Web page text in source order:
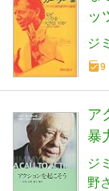
ッ
ジ
9
ア
暴
ジ
野